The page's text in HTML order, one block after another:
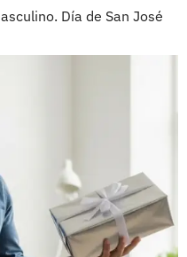
Día de San José